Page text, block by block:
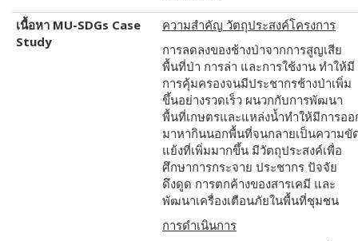
เนื้อหา MU-SDGs Case
Study
ความสำคัญ วัตถุประสงค์โครงการ
การลดลงของช้างป่าจากการสูญเสีย
พื้นที่ป่า การล่า และการใช้งาน ทำให้มี
การคุ้มครองจนมีประชากรช้างป่าเพิ่ม
ขึ้นอย่างรวดเร็ว ผนวกกับการพัฒนา
พื้นที่เกษตรและแหล่งน้ำทำให้มีการออ
มาหากินนอกพื้นที่จนกลายเป็นความขั
แย้งที่เพิ่มมากขึ้น มีวัตถุประสงค์เพื่อ
ศึกษาการกระจาย ประชากร ปัจจัย
ดึงดูด การตกค้างของสารเคมี และ
พัฒนาเครื่องเตือนภัยในพื้นที่ชุมชน
การดำเนินการ